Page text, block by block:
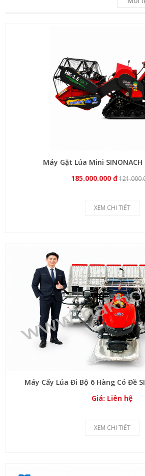
Máy Gặt Lúa Mini SINONACH
185.000.000 đ
XEM CHI TIẾT
Máy Cấy Lúa Đi Bộ 6 Hàng Có Đề
Giá: Liên hệ
XEM CHI TIẾT